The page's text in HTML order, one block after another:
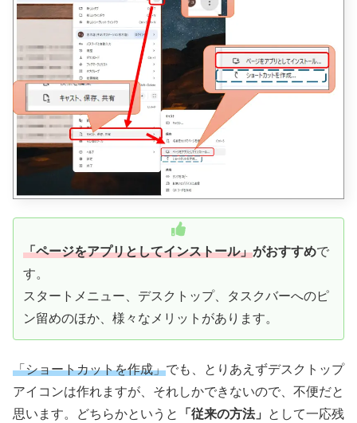
「ページをアプリとしてインストール」がおすすめで
す。
スタートメニュー、デスクトップ、タスクバーへのピ
ン留めのほか、様々なメリットがあります。
「ショートカットを作成」でも、とりあえずデスクトップ
アイコンは作れますが、それしかできないので、不便だと
思います。どちらかというと
「従来の方法」 として一応残